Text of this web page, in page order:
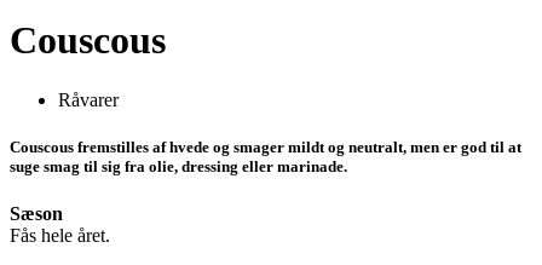
Couscous
Råvarer
Couscous fremstilles af hvede og smager mildt og neutralt, men er god til at
suge smag til sig fra olie, dressing eller marinade.
Sæson
Fås hele året.